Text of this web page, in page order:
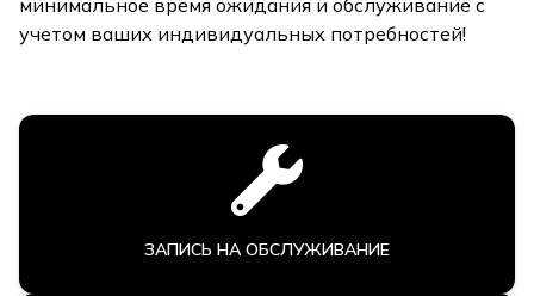
минимальное время ожидания и обслуживание с
учетом ваших индивидуальных потребностей!
ЗАПИСЬ НА ОБСЛУЖИВАНИЕ